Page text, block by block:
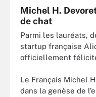
Michel H.
de chat
Parmi les lauréats,
startup française
officiellement
Le Français Michel
dans la genèse de